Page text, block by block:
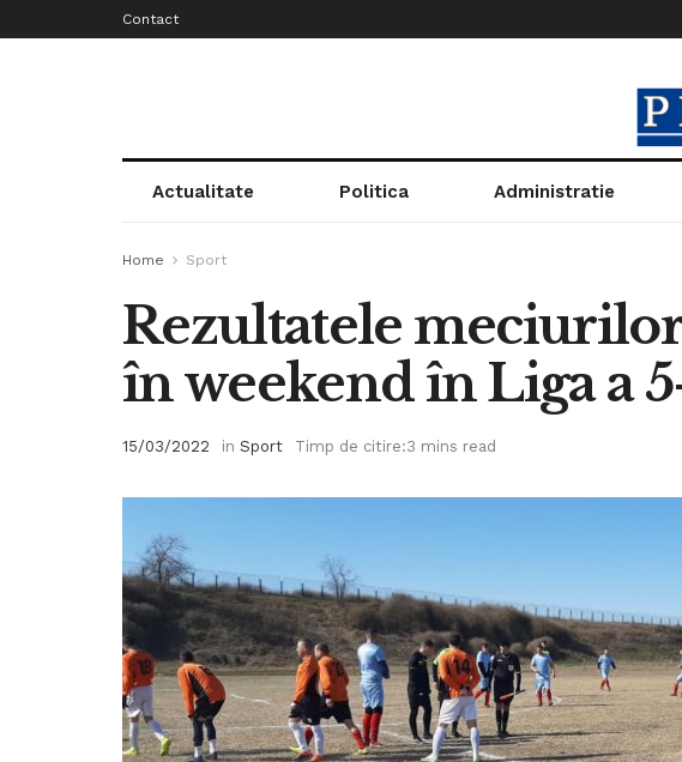
Contact
Actualitate Politica Administratie
Home Sport
Rezultatele
în weekend în Liga a
15/03/2022 in Sport Timp de citire:3 mins read